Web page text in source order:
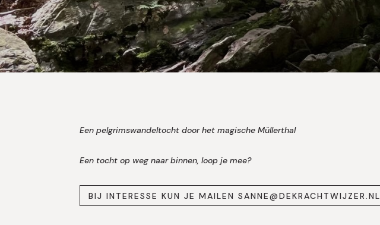
Een pelgrimswandeltocht door het magische Müllerthal
Een tocht op weg naar binnen, loop je mee?
BIJ INTERESSE KUN JE MAILEN SANNE@DEKRACHTWIJZER.NL